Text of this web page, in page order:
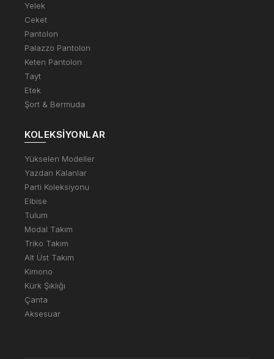
Yelek
Ceket
Pantolon
Palazzo Pantolon
Keten Pantolon
Tayt
Etek
Şort & Bermuda
KOLEKSIYONLAR
Yükselen Modeller
Yazdan Kalanlar
Parti Koleksiyonu
Elbise
Tulum
Modal Takım
Triko Takım
Alt Üst Takım
Kimono
Kürk Şıklığı
Çanta
Aksesuar